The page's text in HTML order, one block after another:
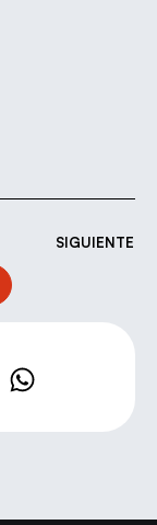
SIGUIENTE